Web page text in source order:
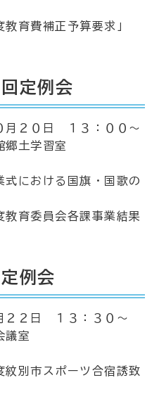
育費補正予算要求」
定例会
月２０日 １３：００～
郷土学習室
における国旗・国歌の
育委員会各課事業結果
例会
２２日 １３：３０～
議室
別市スポーツ合宿誘致